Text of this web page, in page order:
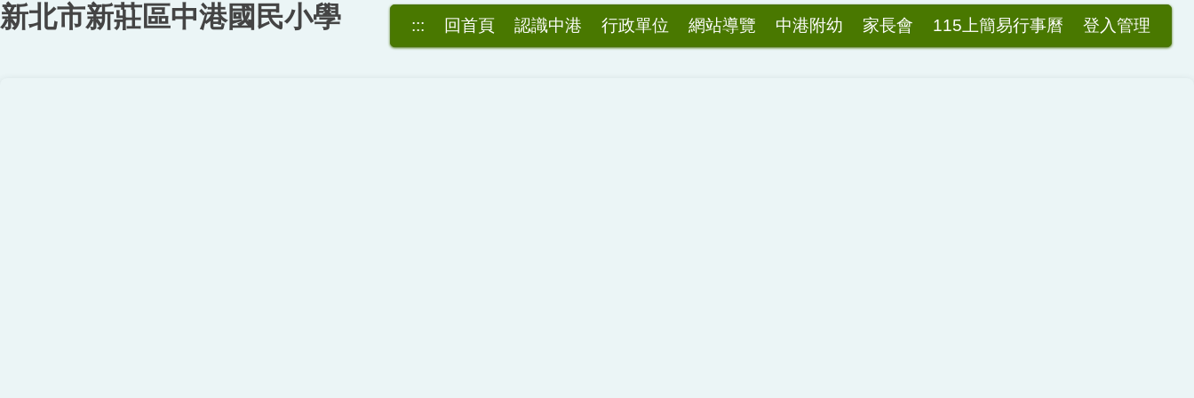
跳
到
::: 回首頁 認識中港 行政單位 網站導覽 中港附幼 家長會 115上簡易行事曆 登入管理
新北市新莊區中港國民小學